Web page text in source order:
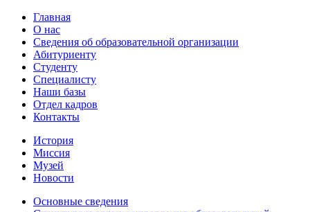
Главная
О нас
Сведения об образовательной организации
Абитуриенту
Студенту
Специалисту
Наши базы
Отдел кадров
Контакты
История
Миссия
Музей
Новости
Основные сведения